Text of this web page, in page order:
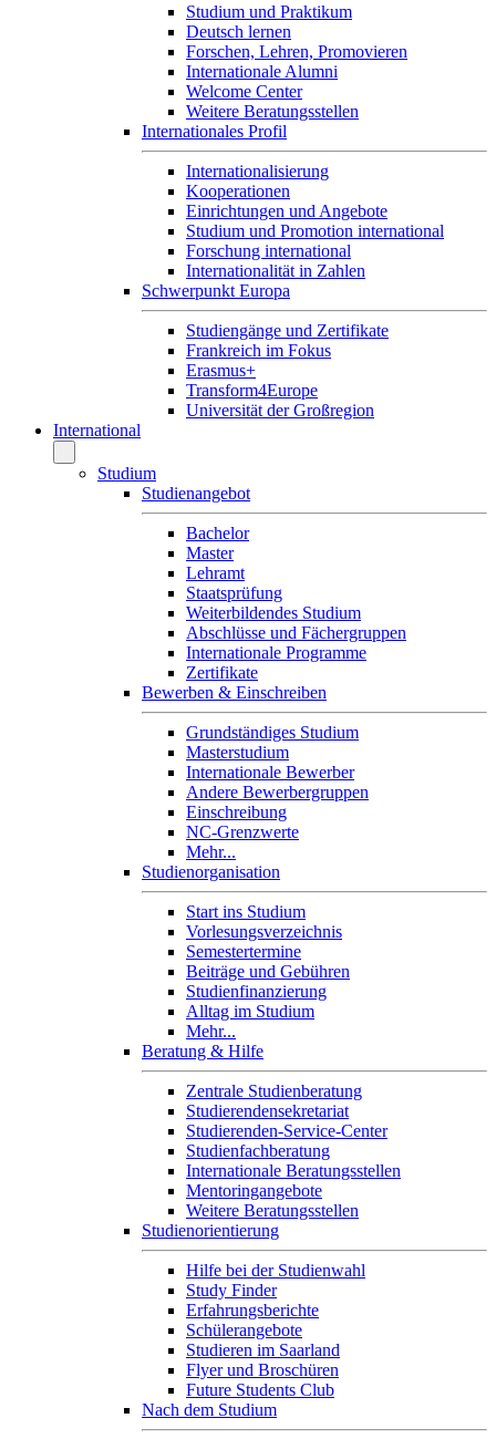
Studium und Praktikum
Deutsch lernen
Forschen, Lehren, Promovieren
Internationale Alumni
Welcome Center
Weitere Beratungsstellen
Internationales Profil
Internationalisierung
Kooperationen
Einrichtungen und Angebote
Studium und Promotion international
Forschung international
Internationalität in Zahlen
Schwerpunkt Europa
Studiengänge und Zertifikate
Frankreich im Fokus
Erasmus+
Transform4Europe
Universität der Großregion
International
Studium
Studienangebot
Bachelor
Master
Lehramt
Staatsprüfung
Weiterbildendes Studium
Abschlüsse und Fächergruppen
Internationale Programme
Zertifikate
Bewerben & Einschreiben
Grundständiges Studium
Masterstudium
Internationale Bewerber
Andere Bewerbergruppen
Einschreibung
NC-Grenzwerte
Mehr...
Studienorganisation
Start ins Studium
Vorlesungsverzeichnis
Semestertermine
Beiträge und Gebühren
Studienfinanzierung
Alltag im Studium
Mehr...
Beratung & Hilfe
Zentrale Studienberatung
Studierendensekretariat
Studierenden-Service-Center
Studienfachberatung
Internationale Beratungsstellen
Mentoringangebote
Weitere Beratungsstellen
Studienorientierung
Hilfe bei der Studienwahl
Study Finder
Erfahrungsberichte
Schülerangebote
Studieren im Saarland
Flyer und Broschüren
Future Students Club
Nach dem Studium